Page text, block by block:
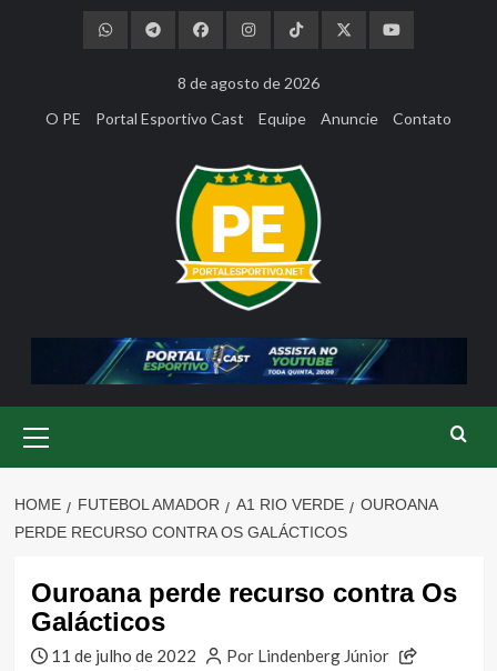
8 de agosto de 2026
O PE
Portal Esportivo Cast Equipe Anuncie Contato
Menu
HOME FUTEBOL AMADOR A1 RIO VERDE
OUROANA
PERDE RECURSO CONTRA OS GALÁCTICOS
Ouroana perde recurso contra Os
Galácticos
11 de julho de 2022
Por Lindenberg Júnior